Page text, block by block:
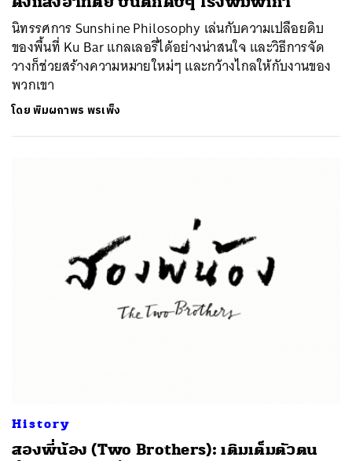
นิทรรศการ Sunshine Philosophy เล่นกับความเปลือยดิบ
ของพื้นที่ Ku Bar แกลเลอรี่ได้อย่างน่าสนใจ และวิธีการจัด
วางก็ช่วยสร้างความหมายใหม่ๆ และกว้างไกลให้กับงานของ
พวกเขา
โดยพิมผกาพร พรเพ็ง
History
สองพี่น้อง (Two Brothers): เติมเต็มตัวตน